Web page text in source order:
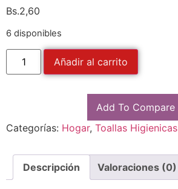
Bs.2,60
6 disponibles
Añadir al carrito
Add To Compare
Categorías: Hogar, Toallas Higienicas
Descripción Valoraciones (0)